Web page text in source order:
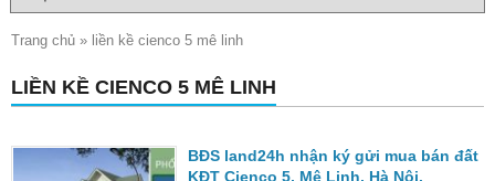
Trang chủ » liền kề cienco 5 mê linh
LIỀN KỀ CIENCO 5 MÊ LINH
BĐS land24h nhận ký gửi mua bán đất
KĐT Cienco 5, Mê Linh, Hà Nội.